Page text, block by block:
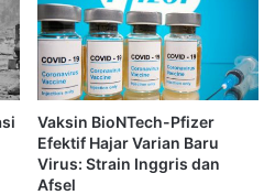
Vaksin BioNTech-Pfizer
Efektif Hajar Varian Baru
Virus: Strain Inggris dan
Afsel